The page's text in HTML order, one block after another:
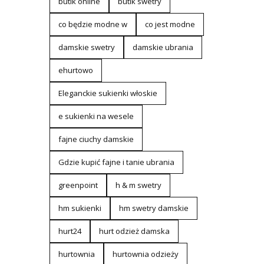
co będzie modne w co jest modne
damskie swetry damskie ubrania
ehurtowo
Eleganckie sukienki włoskie
e sukienki na wesele
fajne ciuchy damskie
Gdzie kupić fajne i tanie ubrania
greenpoint h & m swetry
hm sukienki hm swetry damskie
hurt24 hurt odzież damska
hurtownia hurtownia odzieży